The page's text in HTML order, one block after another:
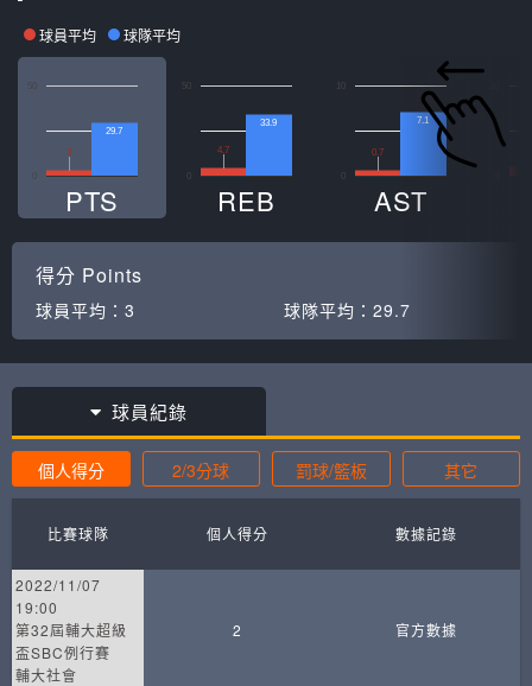
球員平均 球隊平均
50
3
29.7
PTS
50
4.7
33.9
REB
0.7
7.1
AST
得分 Points
球員平均： 3 球隊平均： 29.7
球員紀錄
個人得分 2/3分球 罰球/籃板 其它
比賽球隊 個人得分 數據記錄
2022/11/07
19:00
第32屆輔大超級
盃SBC例行賽
輔大社會
2 官方數據